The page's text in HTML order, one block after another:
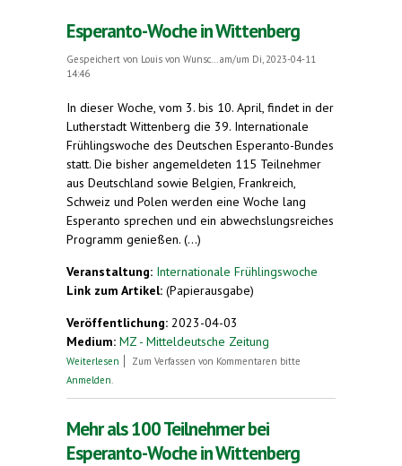
Esperanto-Woche in Wittenberg
Gespeichert von Louis von Wunsc...
am/um Di, 2023-04-11
14:46
In dieser Woche, vom 3. bis 10. April, findet in der
Lutherstadt Wittenberg die 39. Internationale
Frühlingswoche des Deutschen Esperanto-Bundes
statt. Die bisher angemeldeten 115 Teilnehmer
aus Deutschland sowie Belgien, Frankreich,
Schweiz und Polen werden eine Woche lang
Esperanto sprechen und ein abwechslungsreiches
Programm genießen. (...)
Veranstaltung: Internationale Frühlingswoche
Link zum Artikel: (Papierausgabe)
Veröffentlichung: 2023-04-03
Medium: MZ - Mitteldeutsche Zeitung
Weiterlesen über Esperanto-Woche in Wittenberg
Zum Verfassen von Kommentaren bitte
Anmelden
Mehr als 100 Teilnehmer bei
Esperanto-Woche in Wittenberg